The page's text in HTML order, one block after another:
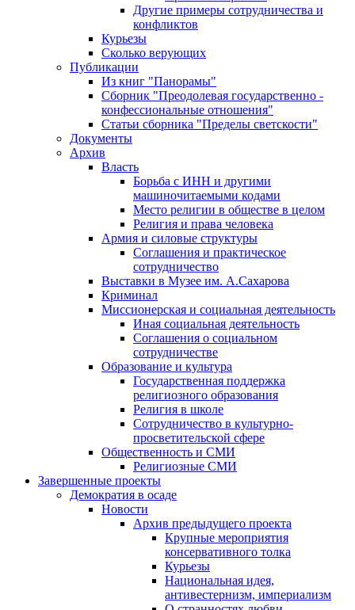
Другие примеры сотрудничества и
конфликтов
Курьезы
Сколько верующих
Публикации
Из книг "Панорамы"
Сборник "Преодолевая государственно -
конфессиональные отношения"
Статьи сборника "Пределы светскости"
Документы
Архив
Власть
Борьба с ИНН и другими
машиночитаемыми кодами
Место религии в обществе в целом
Религия и права человека
Армия и силовые структуры
Соглашения и практическое
сотрудничество
Выставки в Музее им. А.Сахарова
Криминал
Миссионерская и социальная деятельность
Иная социальная деятельность
Соглашения о социальном
сотрудничестве
Образование и культура
Государственная поддержка
религиозного образования
Религия в школе
Сотрудничество в культурно-
просветительской сфере
Общественность и СМИ
Религиозные СМИ
Завершенные проекты
Демократия в осаде
Новости
Архив предыдущего проекта
Крупные мероприятия
консервативного толка
Курьезы
Национальная идея,
антивестернизм, империализм